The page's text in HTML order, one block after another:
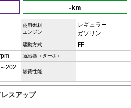
-km
使用燃料
エンジン
レギュラー
ガソリン
駆動方式 FF
過給器（ターボ） -
202
燃費性能 -
スアップ